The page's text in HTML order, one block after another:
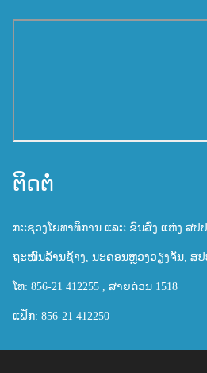
ຕິດຕໍ່
ກະຊວງໂຍທາທິການ ແລະ ຂົນສົ່ງ ແຫ່ງ ສປ
ຖະໜົນລ້ານຊ້າງ, ນະຄອນຫຼວງວຽງຈັນ, ສປ
ໂທ: 856-21 412255 , ສາຍດ່ວນ 1518
ແຟັກ: 856-21 412250